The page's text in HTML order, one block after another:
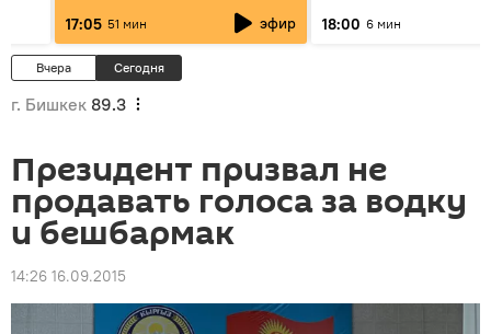
17:05 51 мин эфир
18:00 6 мин
Вчера Сегодня
г. Бишкек 89.3
Президент призвал не
продавать голоса за водку
и бешбармак
14:26 16.09.2015